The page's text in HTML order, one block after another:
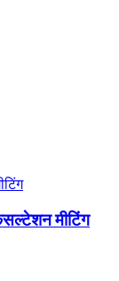
मीटिंग